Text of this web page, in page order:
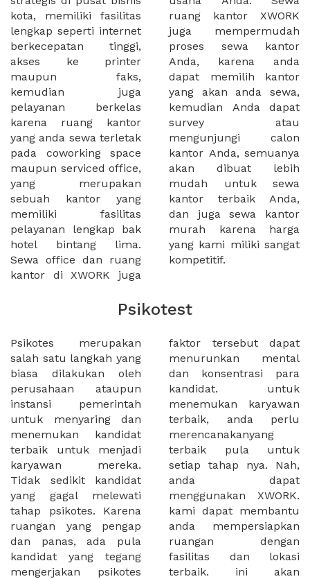
kota, memiliki fasilitas
lengkap seperti internet
berkecepatan tinggi,
akses ke printer
maupun faks,
kemudian juga
pelayanan berkelas
karena ruang kantor
yang anda sewa terletak
pada coworking space
maupun serviced office,
yang merupakan
sebuah kantor yang
memiliki fasilitas
pelayanan lengkap bak
hotel bintang lima.
Sewa office dan ruang
kantor di XWORK juga
ruang kantor XWORK
juga mempermudah
proses sewa kantor
Anda, karena anda
dapat memilih kantor
yang akan anda sewa,
kemudian Anda dapat
survey atau
mengunjungi calon
kantor Anda, semuanya
akan dibuat lebih
mudah untuk sewa
kantor terbaik Anda,
dan juga sewa kantor
murah karena harga
yang kami miliki sangat
kompetitif.
Psikotest
Psikotes merupakan
salah satu langkah yang
biasa dilakukan oleh
perusahaan ataupun
instansi pemerintah
untuk menyaring dan
menemukan kandidat
terbaik untuk menjadi
karyawan mereka.
Tidak sedikit kandidat
yang gagal melewati
tahap psikotes. Karena
ruangan yang pengap
dan panas, ada pula
kandidat yang tegang
mengerjakan psikotes
faktor tersebut dapat
menurunkan mental
dan konsentrasi para
kandidat. untuk
menemukan karyawan
terbaik, anda perlu
merencanakanyang
terbaik pula untuk
setiap tahap nya. Nah,
anda dapat
menggunakan XWORK.
kami dapat membantu
anda mempersiapkan
ruangan dengan
fasilitas dan lokasi
terbaik. ini akan